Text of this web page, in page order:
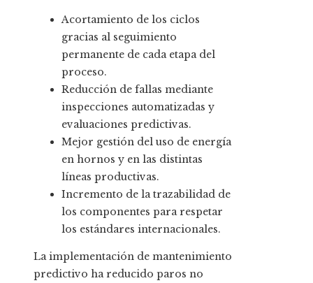
Acortamiento de los ciclos
gracias al seguimiento
permanente de cada etapa del
proceso.
Reducción de fallas mediante
inspecciones automatizadas y
evaluaciones predictivas.
Mejor gestión del uso de energía
en hornos y en las distintas
líneas productivas.
Incremento de la trazabilidad de
los componentes para respetar
los estándares internacionales.
La implementación de mantenimiento
predictivo ha reducido paros no